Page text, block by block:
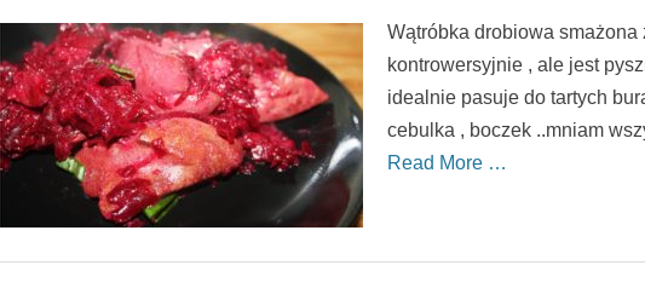
Wątróbka drobiowa smażona
kontrowersyjnie , ale jest
idealnie pasuje do tartych
cebulka , boczek ..mniam
Read More …